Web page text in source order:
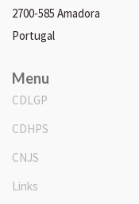
2700-585 Amadora
Portugal
Menu
CDLGP
CDHPS
CNJS
Links